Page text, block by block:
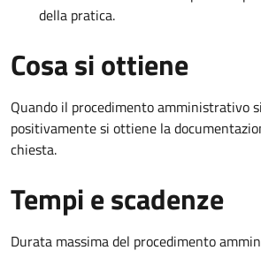
della pratica.
Cosa si ottiene
Quando il procedimento amministrativo
positivamente si ottiene la
chiesta.
Tempi e scadenze
Durata massima del procedimento